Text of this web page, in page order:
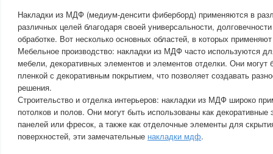
Накладки из МДФ (медиум-денсити фиберборд) применяются в
различных целей благодаря своей универсальности,
обработке. Вот несколько основных областей, в которых
Мебельное производство: накладки из МДФ часто используются
мебели, декоративных элементов и элементов отделки. Они
пленкой с декоративным покрытием, что позволяет создавать
решения.
Строительство и отделка интерьеров: накладки из МДФ широко
потолков и полов. Они могут быть использованы как
панелей или фресок, а также как отделочные элементы для
поверхностей, эти замечательные накладки мдф.